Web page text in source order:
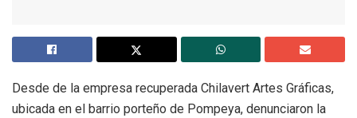
Desde de la empresa recuperada Chilavert Artes Gráficas,
ubicada en el barrio porteño de Pompeya, denunciaron la